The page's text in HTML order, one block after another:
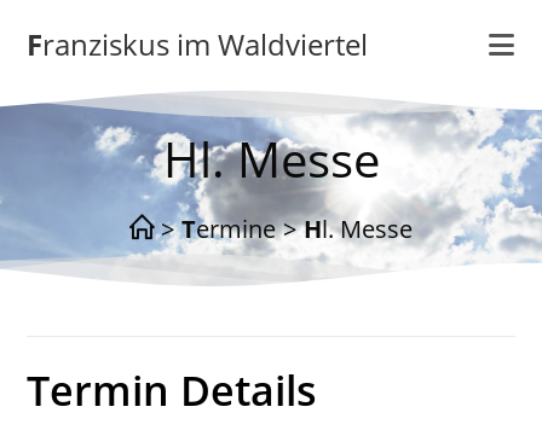
Inhalt
springenFranziskus im Waldviertel
Hl. Messe
> Termine > Hl. Messe
Termin Details